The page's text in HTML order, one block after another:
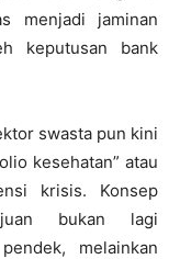
menjadi jaminan
keputusan bank
swasta pun kini
kesehatan” atau
krisis. Konsep
bukan lagi
melainkan